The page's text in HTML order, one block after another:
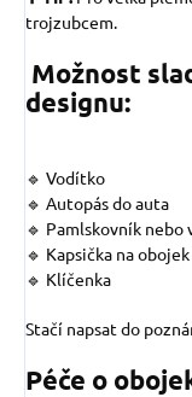
trojzubcem.
Možnost
designu:
🔹 Vodítko
🔹 Autopás do auta
🔹 Pamlskovník nebo
🔹 Kapsička na obojek
🔹 Klíčenka
Stačí napsat do
Péče o